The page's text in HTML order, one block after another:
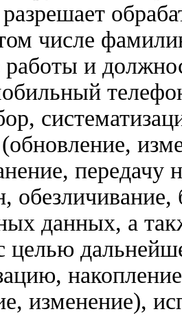
разрешает
числе
работы и
передачу
данных, а
целью
изменение),